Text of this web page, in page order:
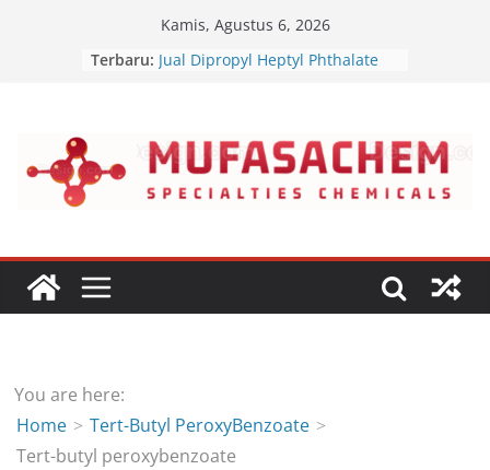
Kamis, Agustus 6, 2026
Terbaru: Jual Dipropyl Heptyl Phthalate
Jual Polyether Polyol
You are here:
Home
Tert-Butyl PeroxyBenzoate
Tert-butyl peroxybenzoate